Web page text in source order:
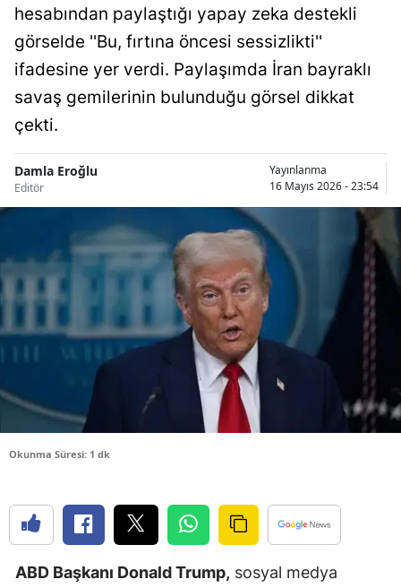
Artvin
Aydın
Balıkesir
Bitlis
Bolu
Burdur
Bursa
Çanakkale
Çankırı
Çorum
Diyarbakır
Edirne
Elazığ
hesabından paylaştığı yapay zeka destekli
görselde ''Bu, fırtına öncesi sessizlikti''
ifadesine yer verdi. Paylaşımda İran bayraklı
savaş gemilerinin bulunduğu görsel dikkat
çekti.
Damla Eroğlu
Editör
Yayınlanma
16 Mayıs 2026 - 23:54
Okunma Süresi: 1 dk
ABD Başkanı Donald Trump, sosyal medya